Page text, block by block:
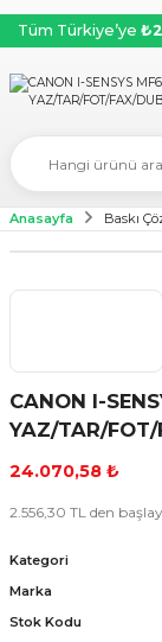
Tüm Türkiye’ye
Anasayfa Baskı
CANON I-
YAZ/TAR/
24.070,58 ₺
2.556,30 TL den
Kategori
Marka
Stok Kodu